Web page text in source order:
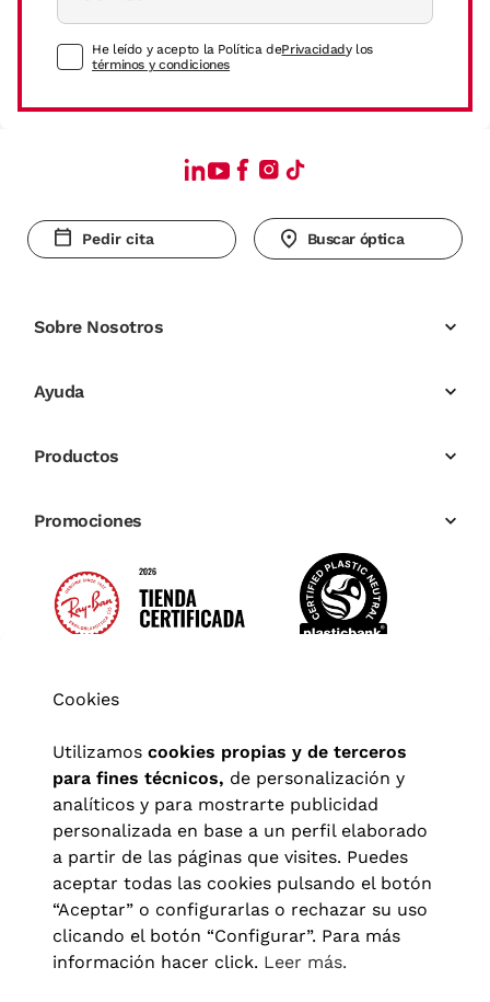
He leído y acepto la Política dePrivacidady los
términos y condiciones
Pedir cita Buscar óptica
Sobre Nosotros
Ayuda
Productos
Promociones
Aviso legal| Política de privacidad Términos y condiciones
Política de cookies|Configuración de cookies
Cookies
Utilizamos cookies propias y de terceros
para fines técnicos, de personalización y
analíticos y para mostrarte publicidad
personalizada en base a un perfil elaborado
a partir de las páginas que visites. Puedes
aceptar todas las cookies pulsando el botón
“Aceptar” o configurarlas o rechazar su uso
clicando el botón “Configurar”. Para más
información hacer click. Leer más.